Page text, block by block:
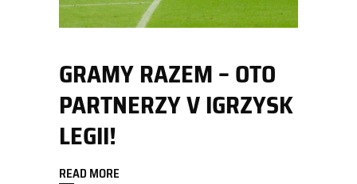
GRAMY RAZEM – OTO
PARTNERZY V IGRZYSK
LEGII!
READ MORE